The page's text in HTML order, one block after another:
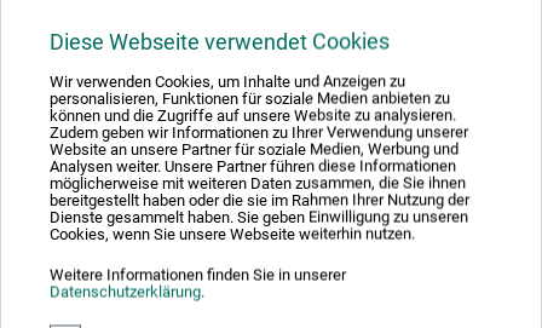
Diese Webseite verwendet Cookies
Wir verwenden Cookies, um Inhalte und Anzeigen zu
personalisieren, Funktionen für soziale Medien anbieten zu
können und die Zugriffe auf unsere Website zu analysieren.
Zudem geben wir Informationen zu Ihrer Verwendung unserer
Website an unsere Partner für soziale Medien, Werbung und
Analysen weiter. Unsere Partner führen diese Informationen
möglicherweise mit weiteren Daten zusammen, die Sie ihnen
bereitgestellt haben oder die sie im Rahmen Ihrer Nutzung der
Dienste gesammelt haben. Sie geben Einwilligung zu unseren
Cookies, wenn Sie unsere Webseite weiterhin nutzen.
Weitere Informationen finden Sie in unserer
Datenschutzerklärung.
Hier finden Sie die Kontaktdaten des Herstellers zu
KOH-I-NOOR HARDTMUTH a.s.
F. A. Gerstnera 21/3
370 01 České Budějovice
TSCHECHIEN